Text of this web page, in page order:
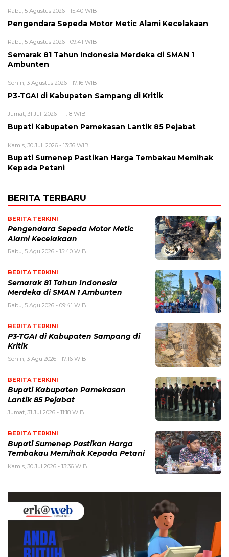
Rabu, 5 Agustus 2026 - 15:40 WIB
Pengendara Sepeda Motor Metic Alami Kecelakaan
Rabu, 5 Agustus 2026 - 09:41 WIB
Semarak 81 Tahun Indonesia Merdeka di SMAN 1
Ambunten
Senin, 3 Agustus 2026 - 17:16 WIB
P3-TGAI di Kabupaten Sampang di Kritik
Jumat, 31 Juli 2026 - 11:18 WIB
Bupati Kabupaten Pamekasan Lantik 85 Pejabat
Kamis, 30 Juli 2026 - 13:36 WIB
Bupati Sumenep Pastikan Harga Tembakau Memihak
Kepada Petani
BERITA TERBARU
BERITA TERKINI
Pengendara Sepeda Motor Metic
Alami Kecelakaan
Rabu, 5 Agu 2026 - 15:40 WIB
BERITA TERKINI
Semarak 81 Tahun Indonesia
Merdeka di SMAN 1 Ambunten
Rabu, 5 Agu 2026 - 09:41 WIB
BERITA TERKINI
P3-TGAI di Kabupaten Sampang di
Kritik
Senin, 3 Agu 2026 - 17:16 WIB
BERITA TERKINI
Bupati Kabupaten Pamekasan
Lantik 85 Pejabat
Jumat, 31 Jul 2026 - 11:18 WIB
BERITA TERKINI
Bupati Sumenep Pastikan Harga
Tembakau Memihak Kepada Petani
Kamis, 30 Jul 2026 - 13:36 WIB